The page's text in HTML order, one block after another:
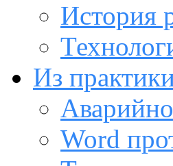
История
Из
Word